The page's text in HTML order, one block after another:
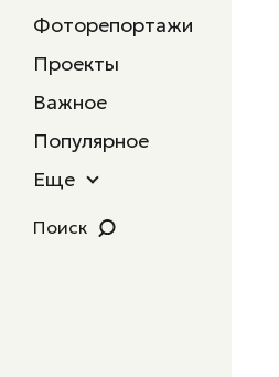
Фоторепортажи
Проекты
Важное
Популярное
Еще
Поиск